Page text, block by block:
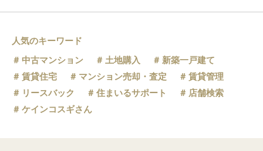
人気のキーワード
中古マンション
土地購入
新築一戸建て
賃貸住宅
マンション売却・査定
賃貸管理
リースバック
住まいるサポート
店舗検索
ケインコスギさん